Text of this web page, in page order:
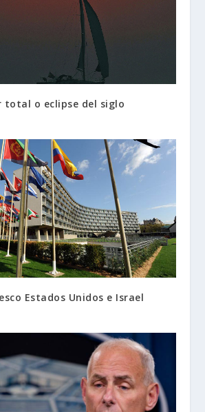
total o eclipse del siglo
Estados Unidos e Israel